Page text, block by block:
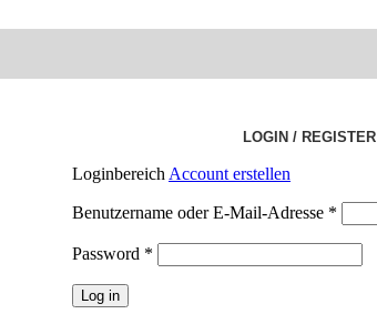
LOGIN / REGISTER
Loginbereich Account erstellen
Benutzername oder E-Mail-Adresse *
Password *
Log in